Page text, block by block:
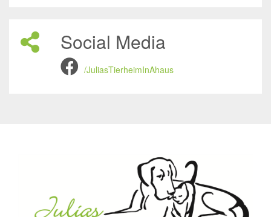
Social Media
/JuliasTierheimInAhaus